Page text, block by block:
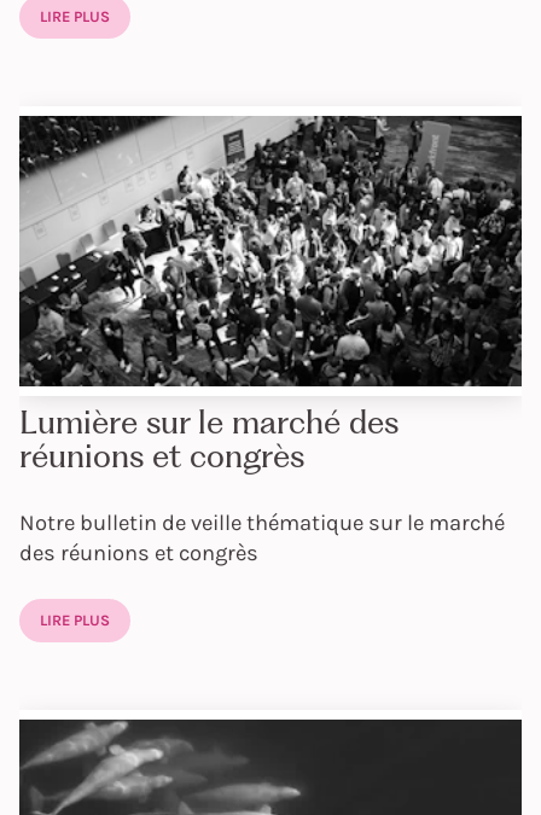
LIRE PLUS
Lumière sur le marché des
réunions et congrès
Notre bulletin de veille thématique sur le marché
des réunions et congrès
LIRE PLUS